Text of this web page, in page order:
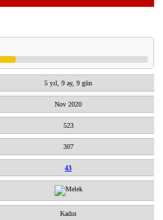
5 yıl, 9 ay, 9 gün
Nov 2020
523
307
43
Kadın